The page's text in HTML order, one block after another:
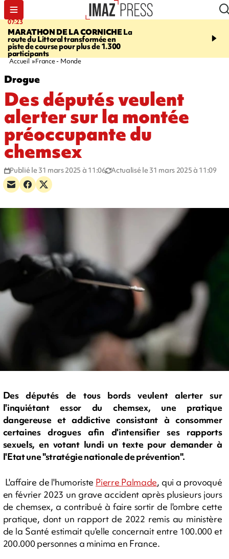
07:23
MARATHON DE LA CORNICHELa
route du Littoral transformée en
piste de course pour plus de 1.300
participants
08:37
braderie de l'océan
Accueil France - Monde
Drogue
Des députés veulent
alerter sur la montée
préoccupante du
chemsex
Publié le 31 mars 2025 à 11:06 Actualisé le 31 mars 2025 à 11:09
Des députés de tous bords veulent alerter sur
l'inquiétant essor du chemsex, une pratique
dangereuse et addictive consistant à consommer
certaines drogues afin d'intensifier ses rapports
sexuels, en votant lundi un texte pour demander à
l'Etat une "stratégie nationale de prévention".
L'affaire de l'humoriste Pierre Palmade, qui a provoqué
en février 2023 un grave accident après plusieurs jours
de chemsex, a contribué à faire sortir de l'ombre cette
pratique, dont un rapport de 2022 remis au ministère
de la Santé estimait qu'elle concernait entre 100.000 et
200.000 personnes a minima en France.